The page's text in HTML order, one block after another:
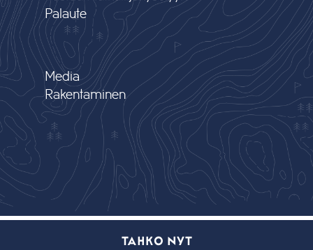
TAHKO NYT
Palaute
Media
Rakentaminen